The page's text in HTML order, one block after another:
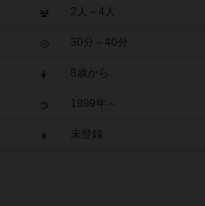
2人～4人
30分～40分
8歳から
1999年～
未登録